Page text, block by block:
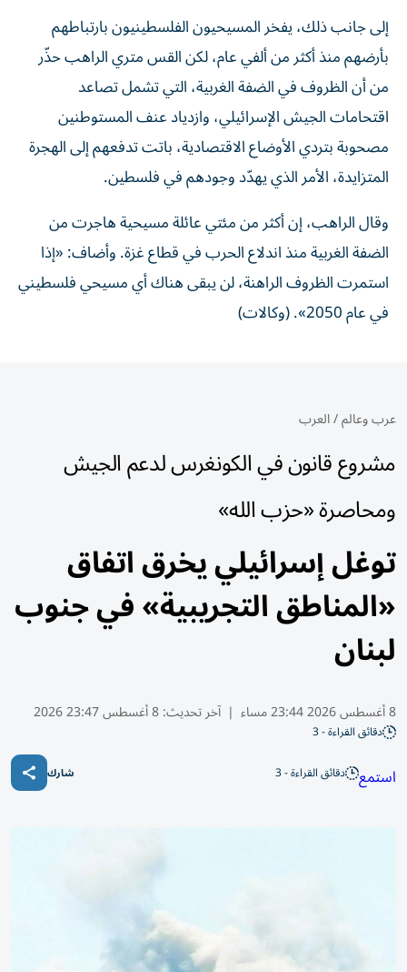
إلى جانب ذلك، يفخر المسيحيون الفلسطينيون بارتباطهم
بأرضهم منذ أكثر من ألفي عام، لكن القس متري الراهب حذّر
من أن الظروف في الضفة الغربية، التي تشمل تصاعد
اقتحامات الجيش الإسرائيلي، وازدياد عنف المستوطنين
مصحوبة بتردي الأوضاع الاقتصادية، باتت تدفعهم إلى الهجرة
المتزايدة، الأمر الذي يهدّد وجودهم في فلسطين.
وقال الراهب، إن أكثر من مئتي عائلة مسيحية هاجرت من
الضفة الغربية منذ اندلاع الحرب في قطاع غزة. وأضاف: «إذا
استمرت الظروف الراهنة، لن يبقى هناك أي مسيحي فلسطيني
في عام 2050». (وكالات)
عرب وعالم/العرب
مشروع قانون في الكونغرس لدعم الجيش
ومحاصرة «حزب الله»
توغل إسرائيلي يخرق اتفاق
«المناطق التجريبية» في جنوب
لبنان
8 أغسطس 2026 23:44 مساء | آخر تحديث:8 أغسطس 23:47 2026
دقائق القراءة - 3
استمع دقائق القراءة - 3 شارك